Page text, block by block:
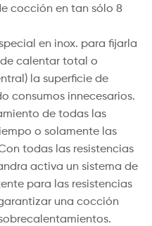
cocción en tan sólo 8
en inox. para fijarla
calentar total o
la superficie de
consumos innecesarios.
de todas las
o solamente las
todas las resistencias
activa un sistema de
para las resistencias
una cocción